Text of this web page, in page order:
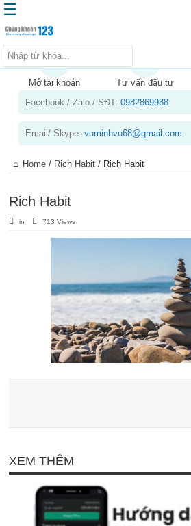
Trang chủ
Kiến thức chứng khoán
Kinh nghiệm đầu tư
Sản phẩm – dịch vụ
Chứng khoán phái sinh
☰
Mở tài khoản Tư vấn đầu tư
Facebook / Zalo / SĐT:0982869988
Email/ Skype:vuminhvu68@gmail.com
Home / Rich Habit / Rich Habit
Rich Habit
in 713 Views
XEM THÊM